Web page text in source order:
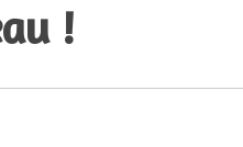
!